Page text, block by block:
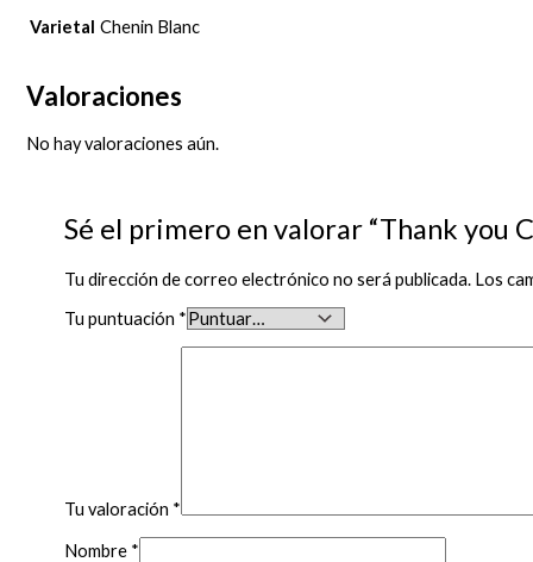
Varietal Chenin Blanc
Valoraciones
No hay valoraciones aún.
Sé el primero en valorar “Thank you
Tu dirección de correo electrónico no será publicada. Los
Tu puntuación *
Tu valoración *
Nombre *